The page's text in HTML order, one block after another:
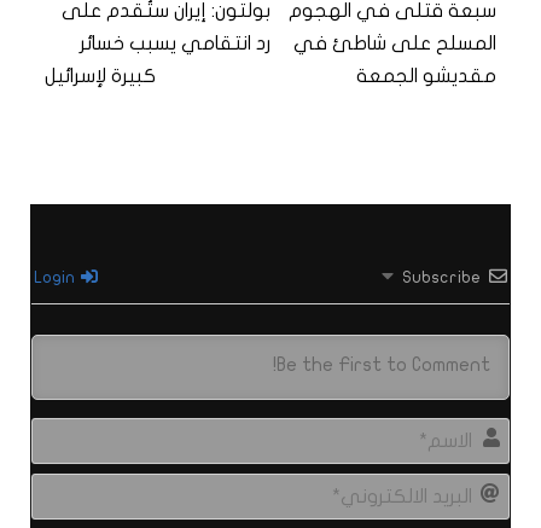
سبعة قتلى في الهجوم
المسلح على شاطئ في
مقديشو الجمعة
بولتون: إيران ستُقدم على
رد انتقامي يسبب خسائر
كبيرة لإسرائيل
Subscribe